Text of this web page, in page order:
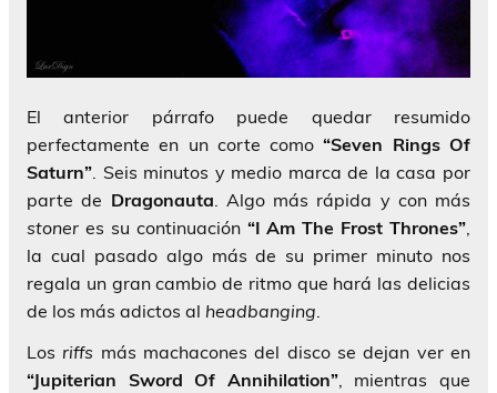
El anterior párrafo puede quedar resumido
perfectamente en un corte como“Seven Rings Of
Saturn”. Seis minutos y medio marca de la casa por
parte de Dragonauta. Algo más rápida y con más
stoner es su continuación “I Am The Frost Thrones”,
la cual pasado algo más de su primer minuto nos
regala un gran cambio de ritmo que hará las delicias
de los más adictos al headbanging.
Los riffs más machacones del disco se dejan ver en
“Jupiterian Sword Of Annihilation”, mientras que